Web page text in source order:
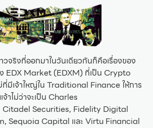
จริงที่ออกมาในวันเดียวกันก็คือเรื่องของ
ง EDX Market (EDXM) ที่เป็น Crypto
มีเจ้าใหญ่ใน Traditional Finance ให้การ
าไม่ว่าจะเป็น Charles
Securities, Fidelity Digital
Sequoia Capital และ Virtu Financial